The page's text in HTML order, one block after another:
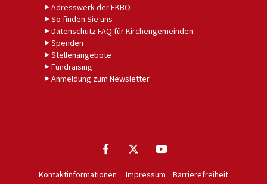
Adresswerk der EKBO
So finden Sie uns
Datenschutz FAQ für Kirchengemeinden
Spenden
Stellenangebote
Fundraising
Anmeldung zum Newsletter
Kontaktinformationen Impressum Barrierefreiheit